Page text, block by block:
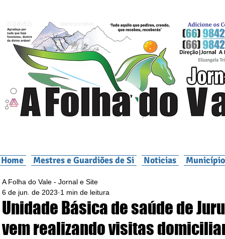
Home Mestres e Guardiões de Si Noticias
Unidade Básica de saúde de
vem realizando visitas
A Folha do Vale - Jornal e Site
6 de jun. de 2023 1 min de leitura